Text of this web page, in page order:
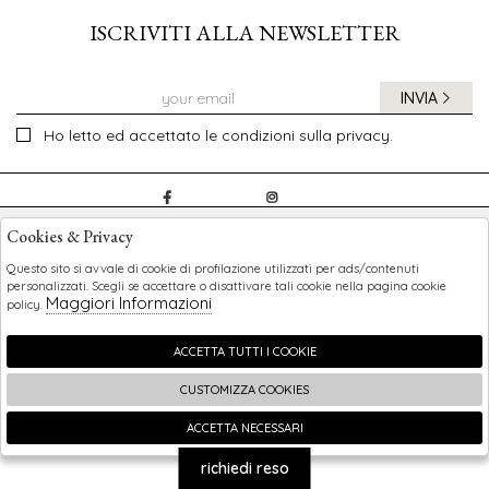
ISCRIVITI ALLA NEWSLETTER
Ho letto ed accettato le condizioni sulla privacy.
INVIA
SHOPPING
EXTRA
🍪
richiedi reso
Cookies & Privacy
Questo sito si avvale di cookie di profilazione utilizzati per ads/contenuti
personalizzati. Scegli se accettare o disattivare tali cookie nella pagina cookie
policy. Maggiori Informazioni
ACCETTA TUTTI I COOKIE
CUSTOMIZZA COOKIES
ACCETTA NECESSARI